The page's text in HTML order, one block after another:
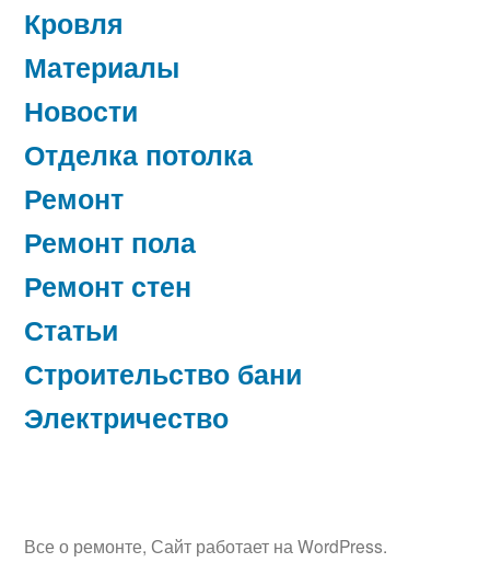
Кровля
Материалы
Новости
Отделка потолка
Ремонт
Ремонт пола
Ремонт стен
Статьи
Строительство бани
Электричество
Все о ремонте, Сайт работает на WordPress.